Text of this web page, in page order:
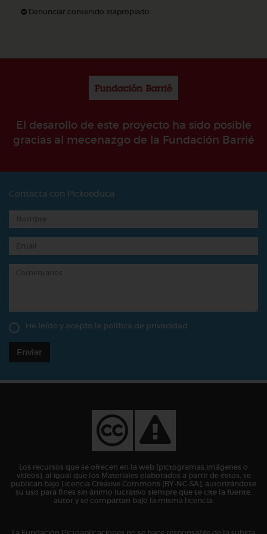
Denunciar contenido inapropiado
El desarollo de este proyecto ha sido posible
gracias al mecenazgo de la Fundación Barrié
Contacta con Pictoeduca
He leído y acepto la política de privacidad
Enviar
Los recursos que se ofrecen en la web (pictogramas,imágenes o
vídeos), al igual que los Materiales elaborados a partir de éstos, se
publican bajo Licencia Creative Commons (BY-NC-SA), autorizándose
su uso para fines sin ánimo lucrativo siempre que se cite la fuente,
autor y se compartan bajo la misma licencia.